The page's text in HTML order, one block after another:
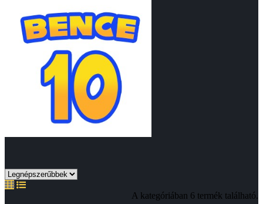
A kategóriában 6 termék található.